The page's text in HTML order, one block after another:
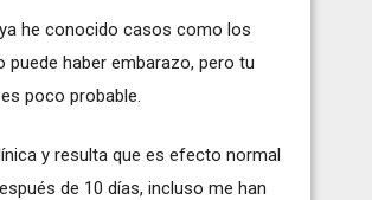
he conocido casos como los
puede haber embarazo, pero tu
poco probable.
y resulta que es efecto normal
de 10 días, incluso me han